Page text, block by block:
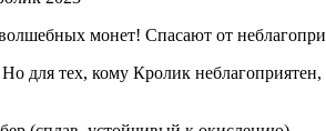
монет! Спасают от
для тех, кому Кролик